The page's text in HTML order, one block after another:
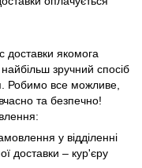
доставки якомога
зручний спосіб
Робимо все можливе,
та безпечно!
у відділенні
доставки – кур'єру